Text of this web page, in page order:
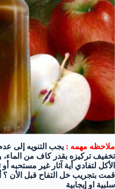
ملاحظه مهمه : يجب التنويه إلى
تخفيف تركيزه بقدر كاف من الماء،
الأكل لتفادي أية آثار غير مستحبه
قمت بتجريب خل التفاح قبل الأن ؟
سلبية او إيجابية